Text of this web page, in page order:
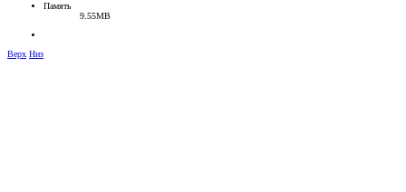
Память
9.55MB
Верх Низ